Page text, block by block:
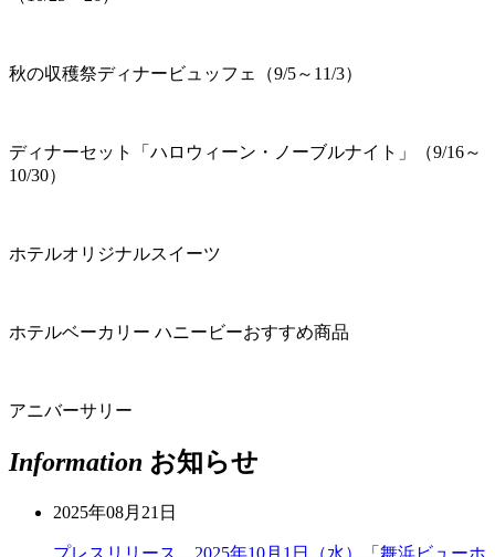
秋の収穫祭ディナービュッフェ（9/5～11/3）
ディナーセット「ハロウィーン・ノーブルナイト」（9/16～
10/30）
ホテルオリジナルスイーツ
ホテルベーカリー ハニービーおすすめ商品
アニバーサリー
Information お知らせ
2025年08月21日